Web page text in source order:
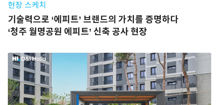
현장 스케치
기술력으로 ‘에피트’ 브랜드의 가치를 증명하다
‘청주 월명공원 에피트’ 신축 공사 현장